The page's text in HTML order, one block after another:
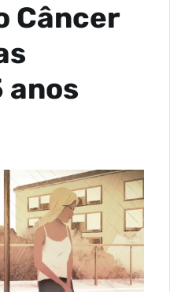
Câncer
anos